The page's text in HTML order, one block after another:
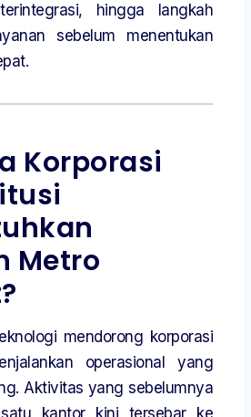
hingga langkah
sebelum menentukan
Korporasi
Metro
mendorong korporasi
operasional yang
Aktivitas yang sebelumnya